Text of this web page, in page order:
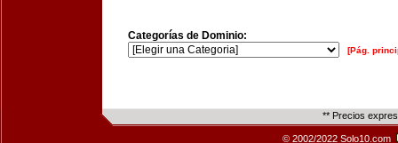
Categorías de Dominio:
[Pág.
** Precios
© 2002/2022 Solo10.com